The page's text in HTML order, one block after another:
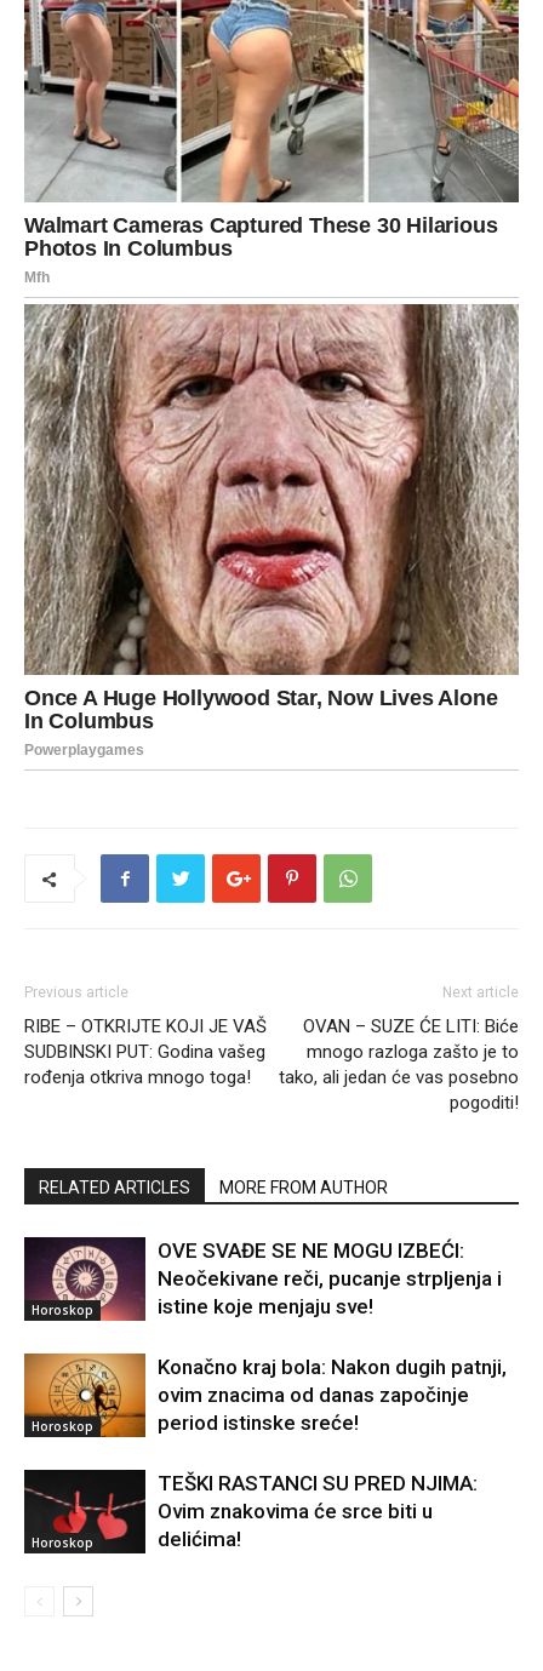
Previous article
RIBE – OTKRIJTE KOJI JE VAŠ
SUDBINSKI PUT: Godina vašeg
rođenja otkriva mnogo toga!
Next article
OVAN – SUZE ĆE LITI: Biće
mnogo razloga zašto je to
tako, ali jedan će vas posebno
pogoditi!
RELATED ARTICLES MORE FROM AUTHOR
Horoskop
OVE SVAĐE SE NE MOGU IZBEĆI:
Neočekivane reči, pucanje strpljenja i
istine koje menjaju sve!
Horoskop
Konačno kraj bola: Nakon dugih patnji,
ovim znacima od danas započinje
period istinske sreće!
Horoskop
TEŠKI RASTANCI SU PRED NJIMA:
Ovim znakovima će srce biti u
delićima!